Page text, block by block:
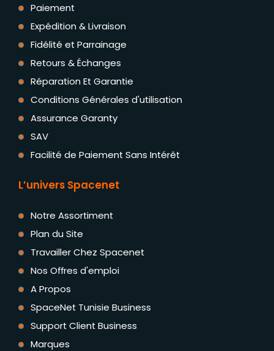
Paiement
Expédition & Livraison
Fidélité et Parrainage
Retours & Échanges
Réparation Et Garantie
Conditions Générales d'utilisation
Assurance Garanty
SAV
Facilité de Paiement Sans Intérêt
L’univers Spacenet
Notre Assortiment
Plan du Site
Travailler Chez Spacenet
Nos Offres d'emploi
A Propos
SpaceNet Tunisie Business
Support Client Business
Marques